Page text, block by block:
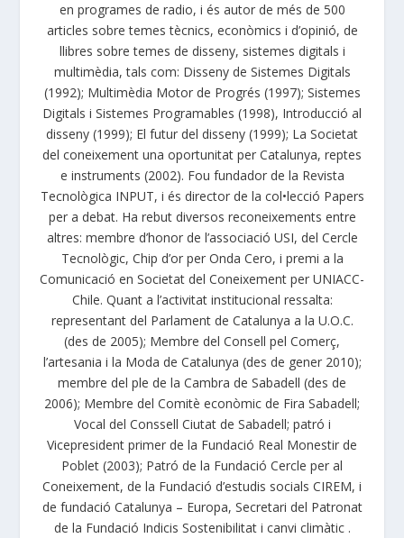
en programes de radio, i és autor de més de 500
articles sobre temes tècnics, econòmics i d’opinió, de
llibres sobre temes de disseny, sistemes digitals i
multimèdia, tals com: Disseny de Sistemes Digitals
(1992); Multimèdia Motor de Progrés (1997); Sistemes
Digitals i Sistemes Programables (1998), Introducció al
disseny (1999); El futur del disseny (1999); La Societat
del coneixement una oportunitat per Catalunya, reptes
e instruments (2002). Fou fundador de la Revista
Tecnològica INPUT, i és director de la col•lecció Papers
per a debat. Ha rebut diversos reconeixements entre
altres: membre d’honor de l’associació USI, del Cercle
Tecnològic, Chip d’or per Onda Cero, i premi a la
Comunicació en Societat del Coneixement per UNIACC-
Chile. Quant a l’activitat institucional ressalta:
representant del Parlament de Catalunya a la U.O.C.
(des de 2005); Membre del Consell pel Comerç,
l’artesania i la Moda de Catalunya (des de gener 2010);
membre del ple de la Cambra de Sabadell (des de
2006); Membre del Comitè econòmic de Fira Sabadell;
Vocal del Conssell Ciutat de Sabadell; patró i
Vicepresident primer de la Fundació Real Monestir de
Poblet (2003); Patró de la Fundació Cercle per al
Coneixement, de la Fundació d’estudis socials CIREM, i
de fundació Catalunya – Europa, Secretari del Patronat
de la Fundació Indicis Sostenibilitat i canvi climàtic .